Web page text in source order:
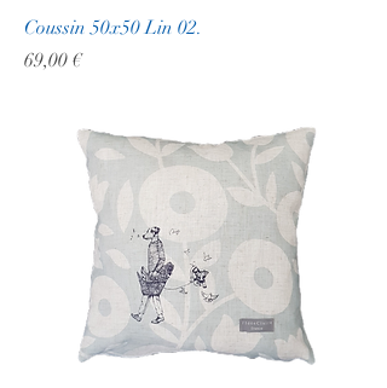
Coussin 50x50 Lin 02.
Prix
69,00 €